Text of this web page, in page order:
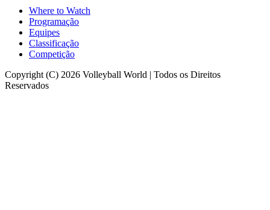
Where to Watch
Programação
Equipes
Classificação
Competição
Copyright (C) 2026 Volleyball World | Todos os Direitos
Reservados